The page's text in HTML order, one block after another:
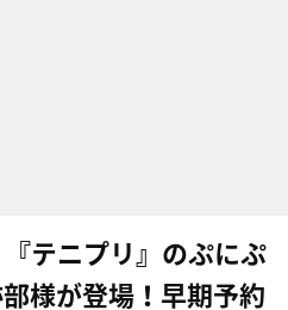
テニプリ』のぷにぷ
様が登場！早期予約